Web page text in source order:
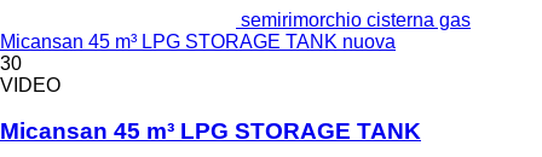
semirimorchio cisterna gas
Micansan 45 m³ LPG STORAGE TANK nuova
30
VIDEO
Micansan 45 m³ LPG STORAGE TANK